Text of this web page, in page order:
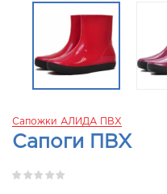
Сапожки АЛИДА ПВХ
Сапоги ПВХ